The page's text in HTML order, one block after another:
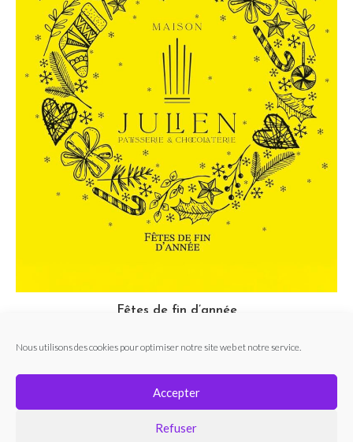
Nous utilisons des cookies pour optimiser notre site web et notre service.
Accepter
Refuser
Fêtes de fin d’année
INSTAGRAM